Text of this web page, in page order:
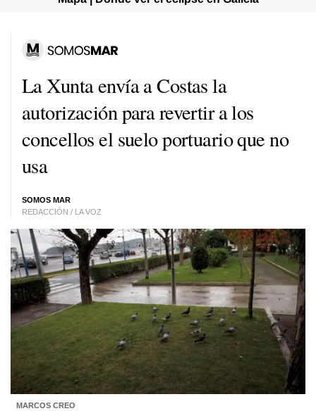
La Xunta envía a Costas la
autorización para revertir a los
concellos el suelo portuario que no
usa
SOMOS MAR
REDACCIÓN / LA VOZ
MARCOS CREO